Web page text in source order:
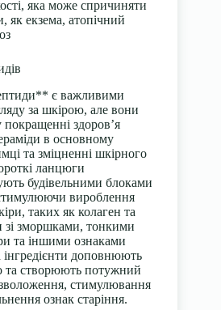
яка може спричиняти
як екзема, атопічний
є важливими
за шкірою, але вони
покращенні здоров’я
в основному
та зміцненні шкірного
ланцюги
будівельними блоками
вироблення
таких як колаген та
зі зморшками, тонкими
та іншими ознаками
інгредієнти доповнюють
та створюють потужний
стимулювання
ознак старіння.